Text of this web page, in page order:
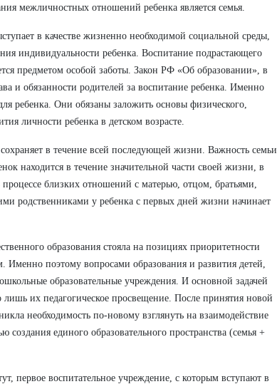
межличностных отношений ребенка является семья.
в качестве жизненно необходимой социальной среды,
индивидуальности ребенка. Воспитание подрастающего
предметом особой заботы. Закон РФ «Об образовании», в
и обязанности родителей за воспитание ребенка. Именно
ребенка. Они обязаны заложить основы физического,
личности ребенка в детском возрасте.
в течение всей последующей жизни. Важность семьи
находится в течение значительной части своей жизни, в
близких отношений с матерью, отцом, братьями,
родственниками у ребенка с первых дней жизни начинает
образования стояла на позициях приоритетности
Именно поэтому вопросами образования и развития детей,
образовательные учреждения. И основной задачей
лишь их педагогическое просвещение. После принятия новой
необходимость по-новому взглянуть на взаимодействие
создания единого образовательного пространства (семья +
первое воспитательное учреждение, с которым вступают в